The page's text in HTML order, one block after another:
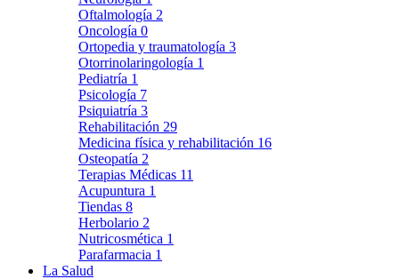
Oftalmología 2
Oncología 0
Ortopedia y traumatología 3
Otorrinolaringología 1
Pediatría 1
Psicología 7
Psiquiatría 3
Rehabilitación 29
Medicina física y rehabilitación 16
Osteopatía 2
Terapias Médicas 11
Acupuntura 1
Tiendas 8
Herbolario 2
Nutricosmética 1
Parafarmacia 1
La Salud